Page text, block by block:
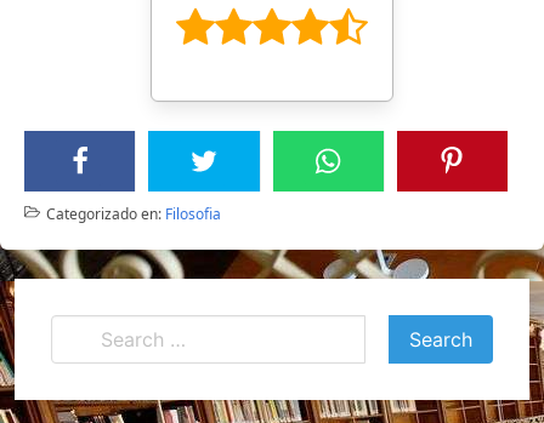
Categorizado en: Filosofia